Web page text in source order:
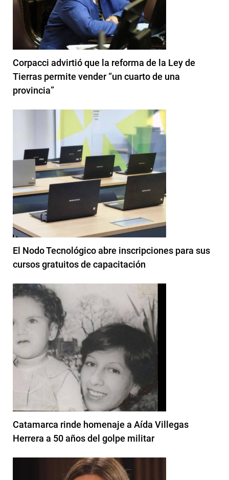
Corpacci advirtió que la reforma de la Ley de
Tierras permite vender “un cuarto de una
provincia”
El Nodo Tecnológico abre inscripciones para sus
cursos gratuitos de capacitación
Catamarca rinde homenaje a Aída Villegas
Herrera a 50 años del golpe militar